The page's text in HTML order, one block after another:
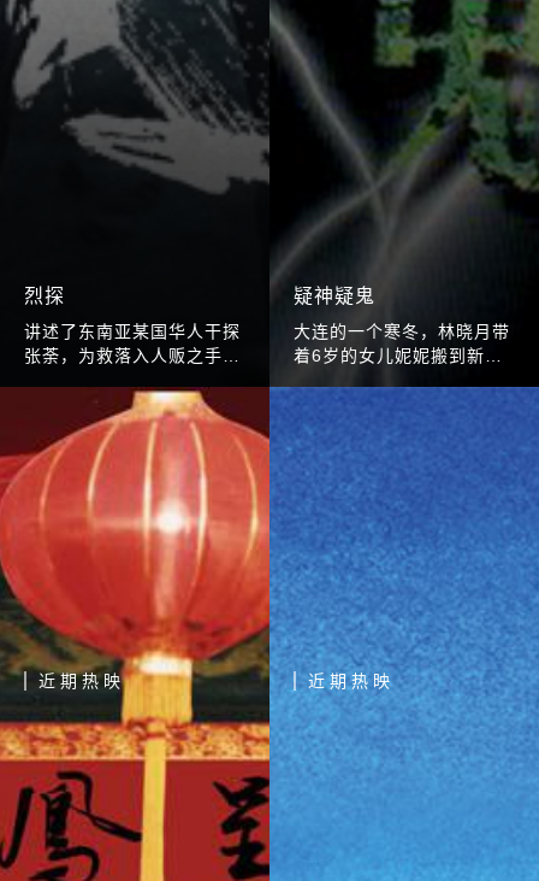
烈探
讲述了东南亚某国华人干探
张荼，为救落入人贩之手的
里之外的他国，和亦敌亦友
的钦貌苏一起捣毁一个庞大
的国际人贩集团的故事。
疑神疑鬼
大连的一个寒冬，林晓月带
着6岁的女儿妮妮搬到新
度过以后的生活。 然而新
居十分古怪，这里流传曾经
有一个母亲在这里把
近期热映 近期热映